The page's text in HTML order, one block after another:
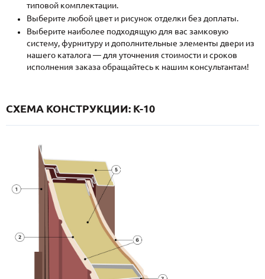
ЗАПРОСИТЬ РАСЧЕТ
Каталог Распродажа Как купить
Записаться на замер
типовой комплектации.
Выберите любой цвет и рисунок отделки без доплаты.
Выберите наиболее подходящую для вас замковую
систему, фурнитуру и дополнительные элементы двери из
нашего каталога — для уточнения стоимости и сроков
исполнения заказа обращайтесь к нашим консультантам!
СХЕМА КОНСТРУКЦИИ: K-10